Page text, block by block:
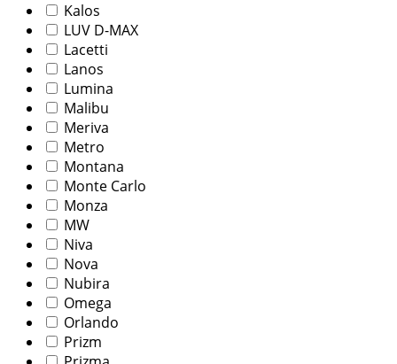
Kalos
LUV D-MAX
Lacetti
Lanos
Lumina
Malibu
Meriva
Metro
Montana
Monte Carlo
Monza
MW
Niva
Nova
Nubira
Omega
Orlando
Prizm